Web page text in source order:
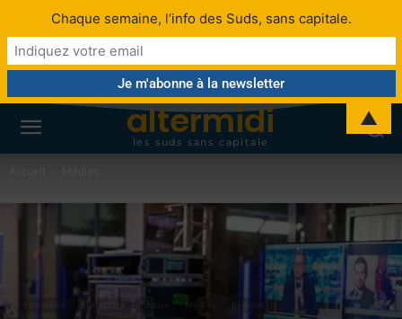
altermidi
les suds sans capitale
Entreprise Médias
Chaque semaine, l’info des Suds, sans capitale.
▲